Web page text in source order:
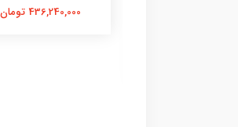
436,240,000 تومان